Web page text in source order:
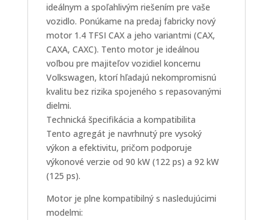
ideálnym a spoľahlivým riešením pre vaše
vozidlo. Ponúkame na predaj fabricky nový
motor 1.4 TFSI CAX a jeho variantmi (CAX,
CAXA, CAXC). Tento motor je ideálnou
voľbou pre majiteľov vozidiel koncernu
Volkswagen, ktorí hľadajú nekompromisnú
kvalitu bez rizika spojeného s repasovanými
dielmi.
Technická špecifikácia a kompatibilita
Tento agregát je navrhnutý pre vysoký
výkon a efektivitu, pričom podporuje
výkonové verzie od 90 kW (122 ps) a 92 kW
(125 ps).
Motor je plne kompatibilný s nasledujúcimi
modelmi: